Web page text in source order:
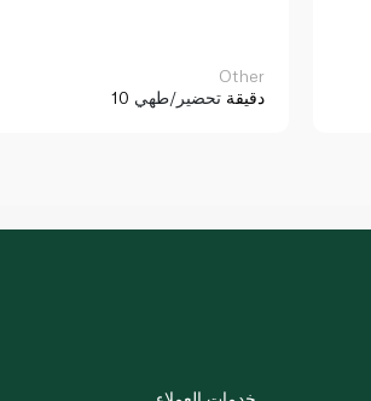
Other
10 دقيقة تحضير/طهي